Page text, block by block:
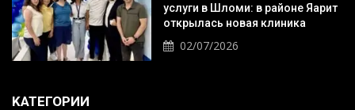
услуги в Шломи: в районе Яарит
открылась новая клиника
02/07/2026
KАТЕГОРИИ